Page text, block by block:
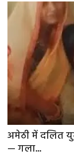
अमेठी में दलित
— गला...